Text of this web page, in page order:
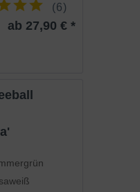
(6)
ab 27,90 € *